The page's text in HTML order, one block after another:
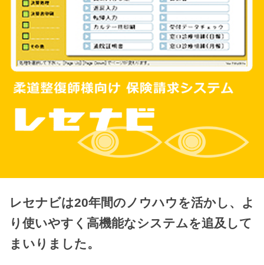
レセナビは20年間のノウハウを活かし、よ
り使いやすく高機能なシステムを追及して
まいりました。